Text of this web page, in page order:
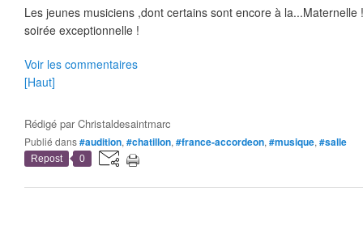
Les jeunes musiciens ,dont certains sont encore à
soirée exceptionnelle !
Voir les commentaires
[Haut]
Rédigé parChristaldesaintmarc
Publié dans#audition, #chatillon, #france-accordeon, #musique, #salle
Repost 0